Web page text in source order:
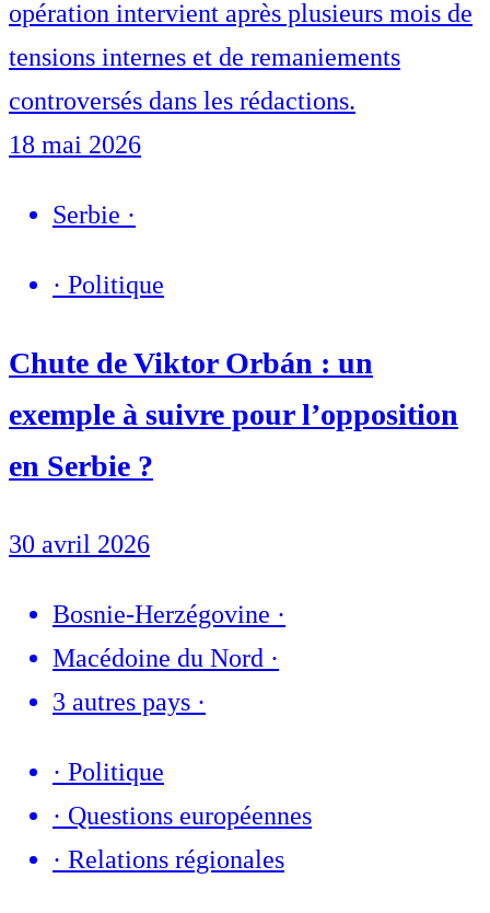
opération intervient après plusieurs mois de
tensions internes et de remaniements
controversés dans les rédactions.
18 mai 2026
Serbie ·
· Politique
Chute de Viktor Orbán : un
exemple à suivre pour l’opposition
en Serbie ?
30 avril 2026
Bosnie-Herzégovine ·
Macédoine du Nord ·
3 autres pays ·
· Politique
· Questions européennes
· Relations régionales